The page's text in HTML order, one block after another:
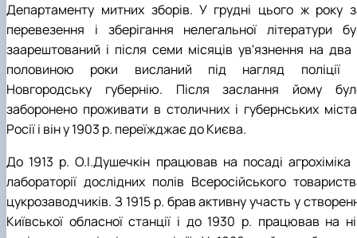
Департаменту митних зборів. У грудні цього ж року
перевезення і зберігання нелегальної літератури
заарештований і після семи місяців ув'язнення на два
половиною роки висланий під нагляд поліції
Новгородську губернію. Після заслання йому
заборонено проживати в столичних і губернських
Росії і він у 1903 р. переїжджає до Києва.
До 1913 р. О.І.Душечкін працював на посаді агрохіміка
лабораторії дослідних полів Всеросійського
цукрозаводчиків. З 1915 р. брав активну участь у
Київської обласної станції і до 1930 р. працював на